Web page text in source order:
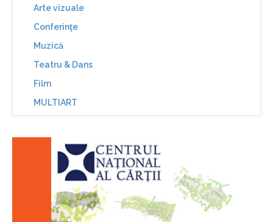
Arte vizuale
Conferinţe
Muzică
Teatru & Dans
Film
MULTIART